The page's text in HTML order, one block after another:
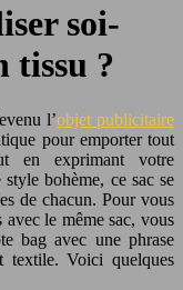
soi-
tissu ?
l’objet publicitaire
pour emporter tout
en exprimant votre
bohème, ce sac se
de chacun. Pour vous
avec le même sac, vous
bag avec une phrase
textile. Voici quelques